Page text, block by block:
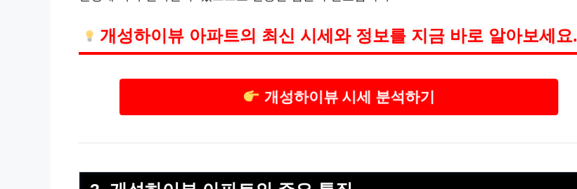
개성하이뷰 아파트의 최신 시세와 정보를 지금 바로 알아보세요.
개성하이뷰 시세 분석하기